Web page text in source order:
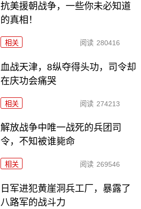
抗美援朝战争，一些你未必知道
的真相！
相关 阅读 280416
血战天津，8纵夺得头功，司令却
在庆功会痛哭
相关 阅读 274213
解放战争中唯一战死的兵团司
令，不知被谁毙命
相关 阅读 269546
日军进犯黄崖洞兵工厂，暴露了
八路军的战斗力